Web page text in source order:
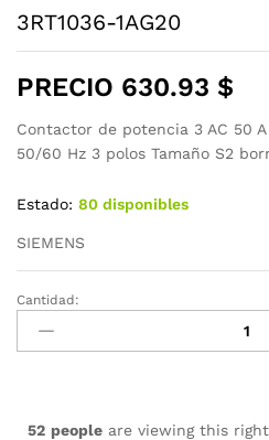
3RT1036-1AG20
PRECIO 630.93 $
Contactor de potencia 3 AC 50 A
50/60 Hz 3 polos Tamaño S2
Estado: 80 disponibles
SIEMENS
3RT1036-
1AG20
cantidad
Cantidad:
52 people are viewing this